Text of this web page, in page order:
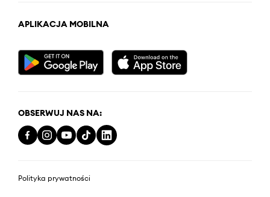
APLIKACJA MOBILNA
OBSERWUJ NAS NA:
Polityka prywatności